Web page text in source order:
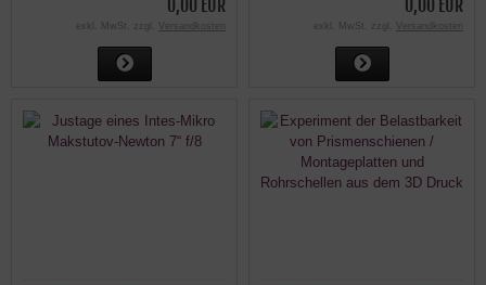
0,00 EUR
exkl. MwSt. zzgl. Versandkosten
0,00 EUR
exkl. MwSt. zzgl. Versandkosten